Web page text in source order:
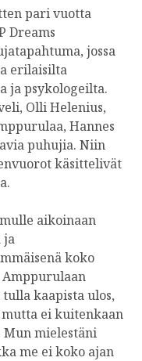
pari vuotta
Dreams
jossa
erilaisilta
ja psykologeilta.
Olli Helenius,
Hannes
puhujia. Niin
käsittelivät
aikoinaan
ja
koko
kaapista ulos,
ei kuitenkaan
Mun mielestäni
me ei koko ajan